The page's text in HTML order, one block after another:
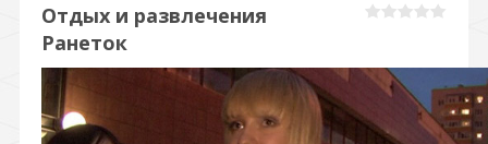
Отдых и развлечения
Ранеток